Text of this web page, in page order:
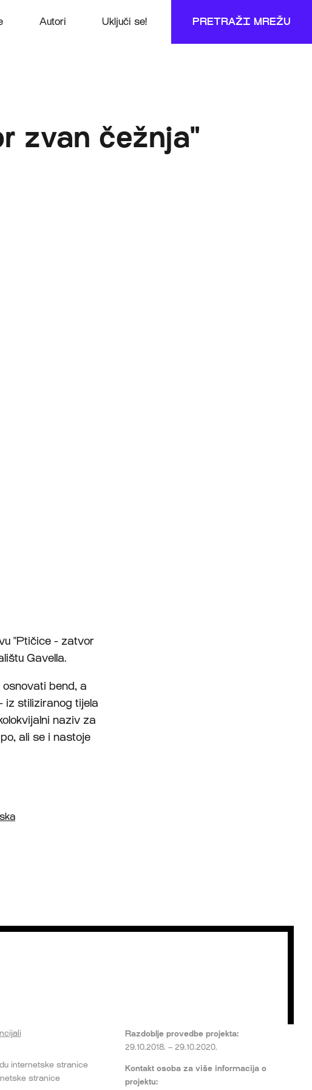
Autori Uključi se! PRETRAŽI MREŽU
zvan čežnja"
"Ptičice - zatvor
Gavella.
bend, a
iz stiliziranog tijela
naziv za
ali se i nastoje
internetske stranice
stranice
Razdoblje provedbe projekta:
29.10.2018. – 29.10.2020.
Kontakt osoba za više informacija o
projektu: